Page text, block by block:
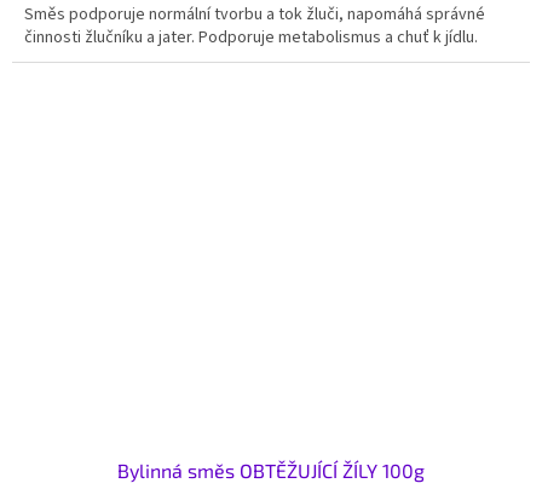
Směs podporuje normální tvorbu a tok žluči, napomáhá správné
činnosti žlučníku a jater. Podporuje metabolismus a chuť k jídlu.
Bylinná směs OBTĚŽUJÍCÍ ŽÍLY 100g